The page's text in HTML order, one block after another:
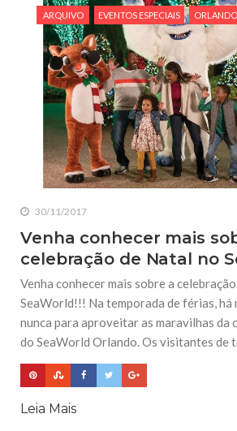
ARQUIVO EVENTOS ESPECIAIS ORLANDO
30/11/2017
Venha conhecer mais
celebração de Natal no
Venha conhecer mais sobre a
SeaWorld!!! Na temporada de férias, há
nunca para aproveitar as maravilhas da
do SeaWorld Orlando. Os visitantes de
Leia Mais